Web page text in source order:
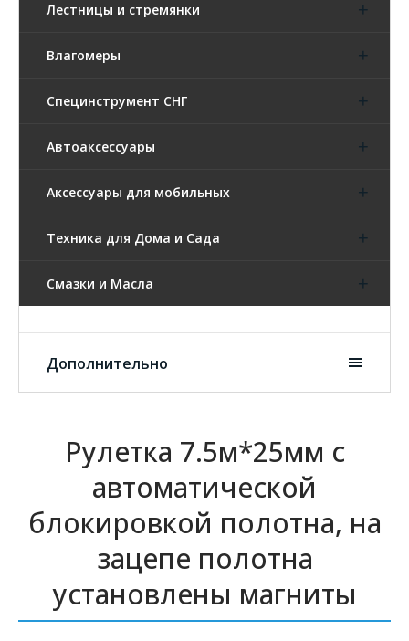
Лестницы и стремянки
Влагомеры
Специнструмент СНГ
Автоаксессуары
Аксессуары для мобильных
Техника для Дома и Сада
Смазки и Масла
Дополнительно
Рулетка 7.5м*25мм с
автоматической
блокировкой полотна, на
зацепе полотна
установлены магниты